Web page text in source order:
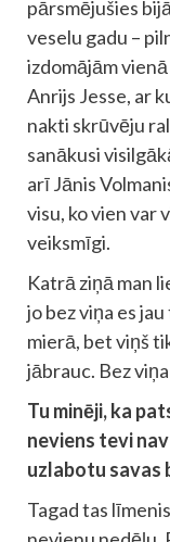
pārsmējušies
veselu gadu –
izdomājām vienā
Anrijs Jesse, ar
nakti skrūvēju
sanākusi
arī Jānis
visu, ko vien var
veiksmīgi.
Katrā ziņā man
jo bez viņa es
mierā, bet viņš
jābrauc. Bez
Tu minēji, ka
neviens tevi
uzlabotu savas
Tagad tas